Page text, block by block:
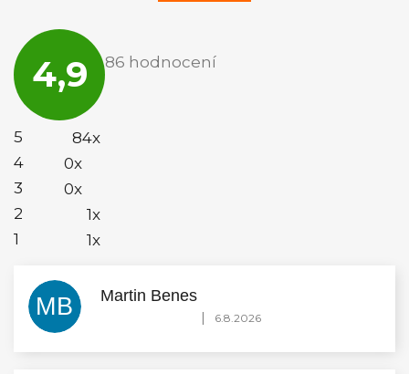
4,9
obchodu
je
86 hodnocení
5
84x
4
0x
3
0x
2
1x
1
1x
MB Martin Benes
Hodnocení obchodu je 5 z 5 hvězdiček.
| 6.8.2026